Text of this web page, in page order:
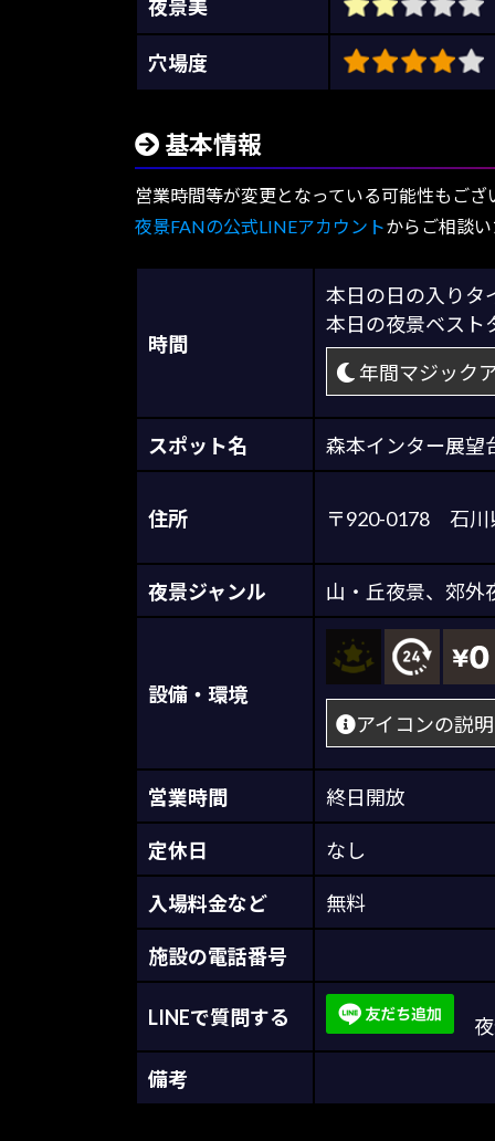
夜景美
穴場度
基本情報
営業時間等が変更となっている可能性もござ
夜景FANの公式LINEアカウントからご相談
時間
本日の日の入り
本日の夜景ベス
年間マジック
スポット名 森本インター展望
住所 〒920-0178 石
夜景ジャンル 山・丘夜景、 郊外
設備・環境
アイコンの説明
営業時間 終日開放
定休日 なし
入場料金など 無料
施設の電話番号
LINEで質問する 夜
備考